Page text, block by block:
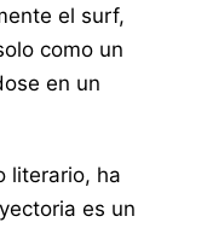
el surf,
como un
en un
literario, ha
es un